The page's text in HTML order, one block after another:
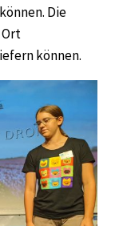
Die
können.